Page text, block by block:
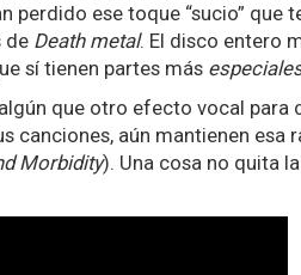
perdido ese toque “sucio” que
de Death metal. El disco entero
sí tienen partes más
que otro efecto vocal para
aún mantienen esa
Morbidity). Una cosa no quita